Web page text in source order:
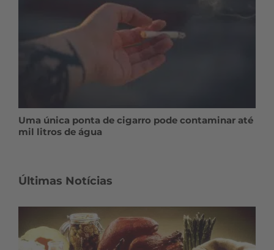
Uma única ponta de cigarro pode contaminar até
mil litros de água
Últimas Notícias